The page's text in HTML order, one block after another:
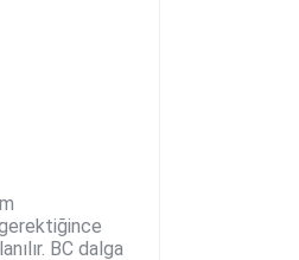
BC dalga